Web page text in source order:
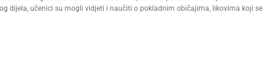
dijela, učenici su mogli vidjeti i naučiti o pokladnim običajima, likovima koji se